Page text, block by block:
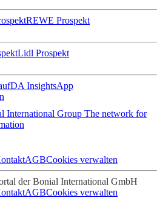
REWE Prospekt
Lidl Prospekt
InsightsApp
International Group The network for
AGBCookies verwalten
der Bonial International GmbH
AGBCookies verwalten